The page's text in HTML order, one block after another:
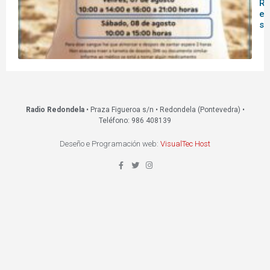
Radio Redondela• Praza Figueroa s/n • Redondela (Pontevedra) •
Teléfono: 986 408139
Deseño e Programación web: VisualTec Host